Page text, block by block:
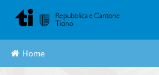
Home